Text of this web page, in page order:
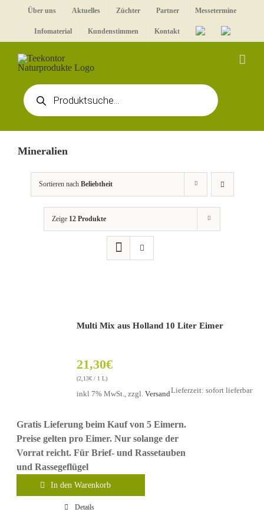
Über uns Aktuelles Züchter Partner Messetermine
Infomaterial Kundenstimmen Kontakt
Products
search
Mineralien
Sortieren nach Beliebtheit
Zeige 12 Produkte
Multi Mix aus Holland 10 Liter Eimer
21,30€
(2,13€ / 1 L)
inkl 7% MwSt., zzgl.VersandLieferzeit: sofort lieferbar
Gratis Lieferung beim Kauf von 5 Eimern.
Preise gelten pro Eimer. Nur solange der
Vorrat reicht. Für Brief- und Rassetauben
und Rassegeflügel
In den Warenkorb
Details